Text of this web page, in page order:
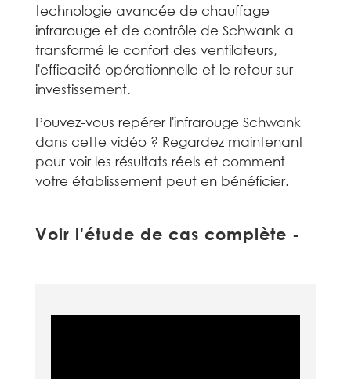
technologie avancée de chauffage
infrarouge et de contrôle de Schwank a
transformé le confort des ventilateurs,
l'efficacité opérationnelle et le retour sur
investissement.
Pouvez-vous repérer l'infrarouge Schwank
dans cette vidéo ? Regardez maintenant
pour voir les résultats réels et comment
votre établissement peut en bénéficier.
Voir l'étude de cas complète -